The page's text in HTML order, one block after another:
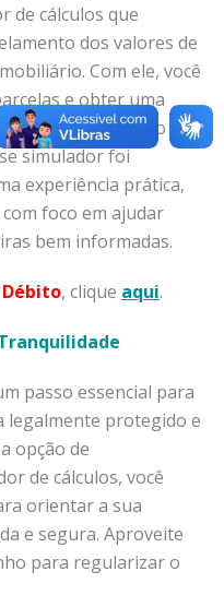
de cálculos que
dos valores de
Com ele, você
e obter uma
de cada etapa do
simulador foi
experiência prática,
foco em ajudar
bem informadas.
, clique aqui.
passo essencial para
legalmente protegido e
opção de
de cálculos, você
orientar a sua
e segura. Aproveite
para regularizar o